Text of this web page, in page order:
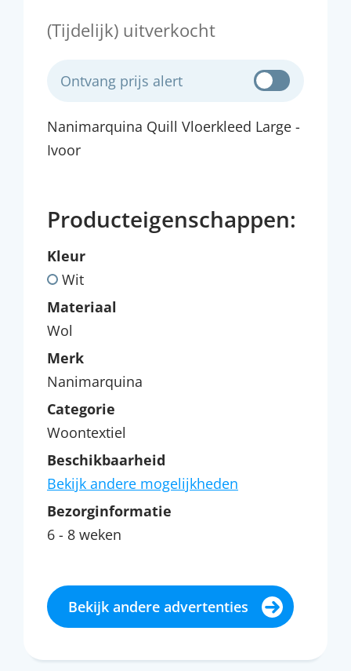
(Tijdelijk) uitverkocht
Ontvang prijs alert
Nanimarquina Quill Vloerkleed Large -
Ivoor
Producteigenschappen:
Kleur
Wit
Materiaal
Wol
Merk
Nanimarquina
Categorie
Woontextiel
Beschikbaarheid
Bekijk andere mogelijkheden
Bezorginformatie
6 - 8 weken
Bekijk andere advertenties